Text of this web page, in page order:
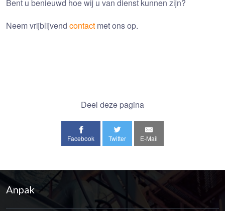
Bent u benieuwd hoe wij u van dienst kunnen zijn?
Neem vrijblijvend contact met ons op.
Deel deze pagina
Facebook Twitter E-Mail
Anpak